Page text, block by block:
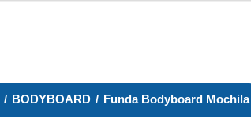
/ BODYBOARD / Funda Bodyboard Mochila